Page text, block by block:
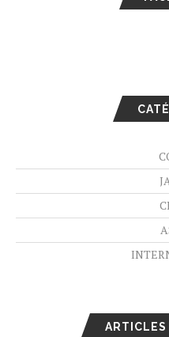
ARTICLES